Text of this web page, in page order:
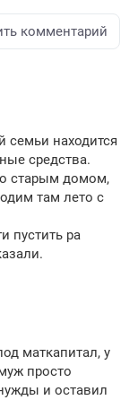
комментарий
семьи находится
средства.
старым домом,
там лето с
пустить ра
маткапитал, у
просто
и оставил